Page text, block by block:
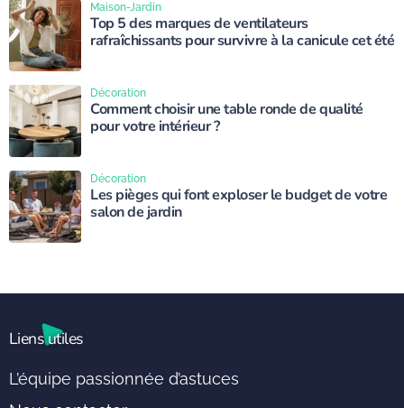
Top 5 des marques de ventilateurs
rafraîchissants pour survivre à la canicule cet été
Maison-Jardin
Comment choisir une table ronde de qualité
pour votre intérieur ?
Décoration
Les pièges qui font exploser le budget de votre
salon de jardin
Décoration
Liens utiles
L’équipe passionnée d’astuces